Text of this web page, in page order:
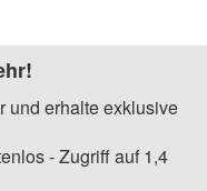
und erhalte exklusive
- Zugriff auf 1,4